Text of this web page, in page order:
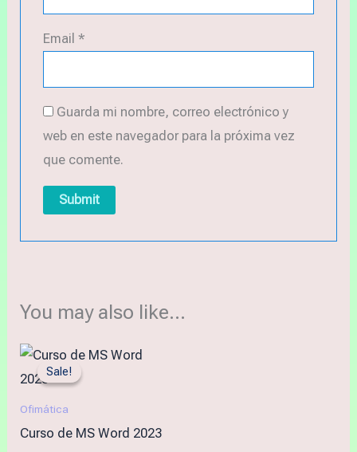
Email *
Guarda mi nombre, correo electrónico y
web en este navegador para la próxima vez
que comente.
You may also like…
Sale!
Sale!
Ofimática
Curso de MS Word 2023
Original
price
was:
Current